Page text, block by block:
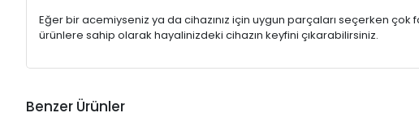
Eğer bir acemiyseniz ya da cihazınız için uygun parçaları seçerken
ürünlere sahip olarak hayalinizdeki cihazın keyfini çıkarabilirsiniz.
Benzer Ürünler